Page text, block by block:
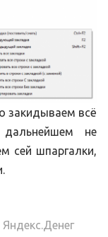
закидываем всё
не
сей шпаргалки,